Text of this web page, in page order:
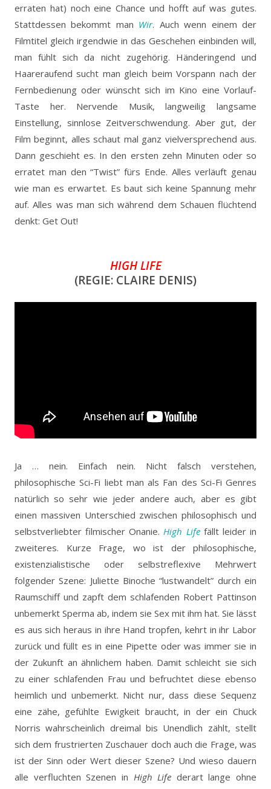
erraten hat) noch eine Chance und hofft auf was gutes.
Stattdessen bekommt man Wir. Auch wenn einem der
Filmtitel gleich irgendwie in das Geschehen einbinden will,
man fühlt sich da nicht zugehörig. Händeringend und
Haareraufend sucht man gleich beim Vorspann nach der
Fernbedienung oder wünscht sich im Kino eine Vorlauf-
Taste her. Nervende Musik, langweilig langsame
Einstellung, sinnlose Zeitverschwendung. Aber gut, der
Film beginnt, alles schaut mal ganz vielversprechend aus.
Dann geschieht es. In den ersten zehn Minuten oder so
erratet man den “Twist” fürs Ende. Alles verläuft genau
wie man es erwartet. Es baut sich keine Spannung mehr
auf. Alles was man sich während dem Schauen flüchtend
denkt: Get Out!
HIGH LIFE
(REGIE: CLAIRE DENIS)
Ja … nein. Einfach nein. Nicht falsch verstehen,
philosophische Sci-Fi liebt man als Fan des Sci-Fi Genres
natürlich so sehr wie jeder andere auch, aber es gibt
einen massiven Unterschied zwischen philosophisch und
selbstverliebter filmischer Onanie. High Lifefällt leider in
zweiteres. Kurze Frage, wo ist der philosophische,
existenzialistische oder selbstreflexive Mehrwert
folgender Szene: Juliette Binoche “lustwandelt” durch ein
Raumschiff und zapft dem schlafenden Robert Pattinson
unbemerkt Sperma ab, indem sie Sex mit ihm hat. Sie lässt
es aus sich heraus in ihre Hand tropfen, kehrt in ihr Labor
zurück und füllt es in eine Pipette oder was immer sie in
der Zukunft an ähnlichem haben. Damit schleicht sie sich
zu einer schlafenden Frau und befruchtet diese ebenso
heimlich und unbemerkt. Nicht nur, dass diese Sequenz
eine zähe, gefühlte Ewigkeit braucht, in der ein Chuck
Norris wahrscheinlich dreimal bis Unendlich zählt, stellt
sich dem frustrierten Zuschauer doch auch die Frage, was
ist der Sinn oder Wert dieser Szene? Und wieso dauern
alle verfluchten Szenen in High Life derart lange ohne